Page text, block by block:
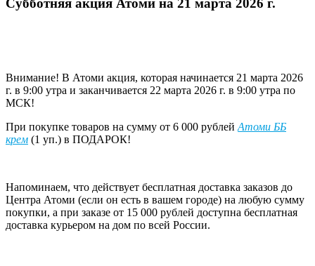
Субботняя акция Атоми на 21 марта 2026 г.
Внимание! В Атоми акция, которая начинается 21 марта 2026
г. в 9:00 утра и заканчивается 22 марта 2026 г. в 9:00 утра по
МСК!
При покупке товаров на сумму от 6 000 рублейАтоми ББ
крем (1 уп.) в ПОДАРОК!
Напоминаем, что действует бесплатная доставка заказов до
Центра Атоми (если он есть в вашем городе) на любую сумму
покупки, а при заказе от 15 000 рублей доступна бесплатная
доставка курьером на дом по всей России.